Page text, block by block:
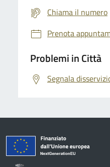
Chiama il numero
Prenota
Problemi in Città
Segnala